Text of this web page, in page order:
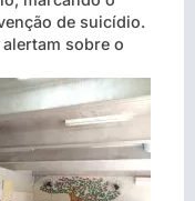
de suicídio.
sobre o